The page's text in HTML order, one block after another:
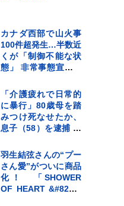
カナダ西部で山火事
100件超発生…半数近
くが「制御不能な状
態」 非常事態宣言発
「介護疲れで日常的
に暴行」80歳母を踏
みつけ死なせたか、
息子（58）を逮捕
羽生結弦さんの“プー
さん愛”がついに商品
化！ 「SHOWER
OF HEART &#8211;